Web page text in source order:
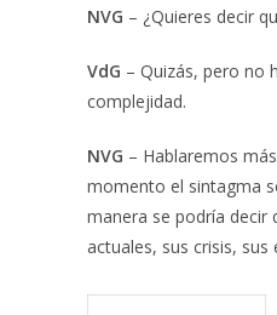
NVG – ¿Quieres decir
VdG – Quizás, pero no
complejidad.
NVG – Hablaremos
momento el sintagma
manera se podría decir
actuales, sus crisis,